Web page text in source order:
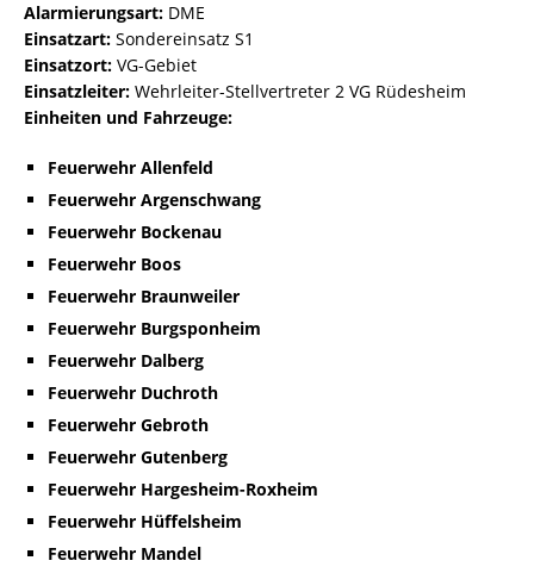
Alarmierungsart: DME
Einsatzart: Sondereinsatz S1
Einsatzort: VG-Gebiet
Einsatzleiter: Wehrleiter-Stellvertreter 2 VG Rüdesheim
Einheiten und Fahrzeuge:
Feuerwehr Allenfeld
Feuerwehr Argenschwang
Feuerwehr Bockenau
Feuerwehr Boos
Feuerwehr Braunweiler
Feuerwehr Burgsponheim
Feuerwehr Dalberg
Feuerwehr Duchroth
Feuerwehr Gebroth
Feuerwehr Gutenberg
Feuerwehr Hargesheim-Roxheim
Feuerwehr Hüffelsheim
Feuerwehr Mandel